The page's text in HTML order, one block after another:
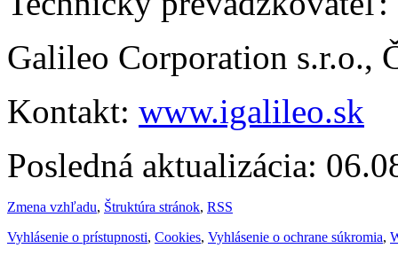
Galileo Corporation s.r.o.,
Kontakt: www.igalileo.sk
Posledná aktualizácia:
Zmena vzhľadu, Štruktúra stránok, RSS
Vyhlásenie o prístupnosti, Cookies, Vyhlásenie o ochrane súkromia,